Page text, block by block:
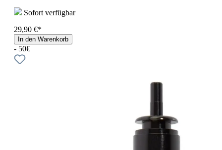
Sofort verfügbar
29,90 €*
In den Warenkorb
- 50€